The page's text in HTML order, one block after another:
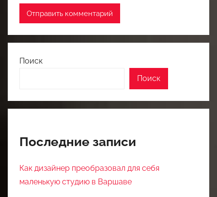
Поиск
Поиск
Последние записи
Как дизайнер преобразовал для себя
маленькую студию в Варшаве